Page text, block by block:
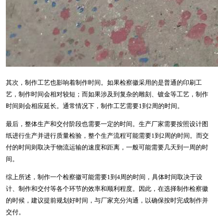
其次，制作工艺也影响着制作时间。如果检察徽采用的是普通的印刷工
艺，制作时间会相对较短；而如果涉及到复杂的雕刻、镀金等工艺，制作
时间则会相应延长。通常情况下，制作工艺需要1到2周的时间。
最后，整体生产和交付阶段也需要一定的时间。生产厂家需要按照设计图
纸进行生产并进行质量检验，整个生产流程可能需要1到2周的时间。而交
付的时间则取决于物流运输的速度和距离，一般可能需要几天到一周的时
间。
综上所述，制作一个检察徽可能需要1到4周的时间，具体时间取决于设
计、制作和交付等各个环节的效率和顺利程度。因此，在选择制作检察徽
的时候，建议提前规划好时间，与厂家充分沟通，以确保按时完成制作并
交付。